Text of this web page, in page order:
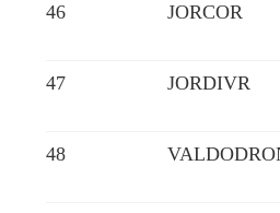
46 JORCOR
47 JORDIVR
48